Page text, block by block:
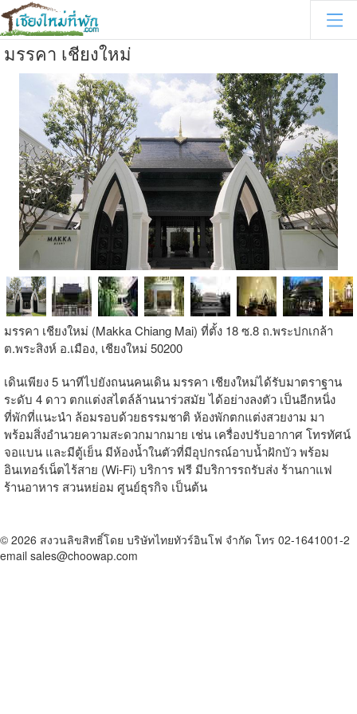
มรรคา เชียงใหม่
มรรคา เชียงใหม่ (Makka Chiang Mai) ที่ตั้ง 18 ซ.8 ถ.พระปกเกล้า
ต.พระสิงห์ อ.เมือง, เชียงใหม่ 50200
เดินเพียง 5 นาทีไปยังถนนคนเดิน มรรคา เชียงใหม่ได้รับมาตราฐาน
ระดับ 4 ดาว ตกแต่งสไตล์ล้านนาร่วสมัย ได้อย่างลงตัว เป็นอีกหนิ่ง
ที่พักที่แนะนำ ล้อมรอบด้วยธรรมชาติ ห้องพักตกแต่งสวยงาม มา
พร้อมสิ่งอำนวยความสะดวกมากมาย เช่น เครื่องปรับอากาศ โทรทัศน์
จอแบน และมีตู้เย็น มีห้องน้ำในตัวที่มีอุปกรณ์อาบน้ำฝักบัว พร้อม
อินเทอร์เน็ตไร้สาย (Wi-Fi) บริการ ฟรี มีบริการรถรับส่ง ร้านกาแฟ
ร้านอาหาร สวนหย่อม ศูนย์ธุรกิจ เป็นต้น
© 2026 สงวนลิขสิทธิ์โดย บริษัทไทยทัวร์อินโฟ จำกัด โทร 02-1641001-2
email sales@choowap.com